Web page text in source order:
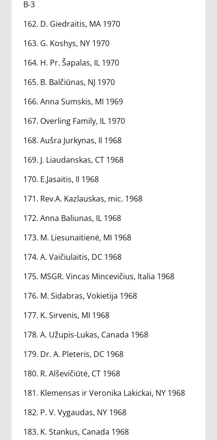
B-3
162. D. Giedraitis, MA 1970
163. G. Koshys, NY 1970
164. H. Pr. Šapalas, IL 1970
165. B. Balčiūnas, NJ 1970
166. Anna Sumskis, MI 1969
167. Overling Family, IL 1970
168. Aušra Jurkynas, Il 1968
169. J. Liaudanskas, CT 1968
170. E.Jasaitis, Il 1968
171. Rev.A. Kazlauskas, mic. 1968
172. Anna Baliunas, IL 1968
173. M. Liesunaitienė, MI 1968
174. A. Vaičiulaitis, DC 1968
175. MSGR. Vincas Mincevičius, Italia 1968
176. M. Sidabras, Vokietija 1968
177. K. Sirvenis, MI 1968
178. A. Užupis-Lukas, Canada 1968
179. Dr. A. Pleteris, DC 1968
180. R. Alševičiūtė, CT 1968
181. Klemensas ir Veronika Lakickai, NY 1968
182. P. V. Vygaudas, NY 1968
183. K. Stankus, Canada 1968